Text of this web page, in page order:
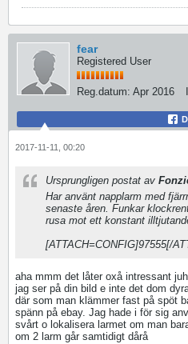
fear
Registered User
Reg.datum: Apr 2016
2017-11-11, 00:20
Ursprungligen postat av
Har använt napplarm med
senaste åren. Funkar
rusa mot ett konstant
[ATTACH=CONFIG]97555[/
aha mmm det låter oxå intressant
jag ser på din bild e inte det dom
där som man klämmer fast på spöt
spänn på ebay. Jag hade i för sig
svårt o lokalisera larmet om man
om 2 larm går samtidigt dårå